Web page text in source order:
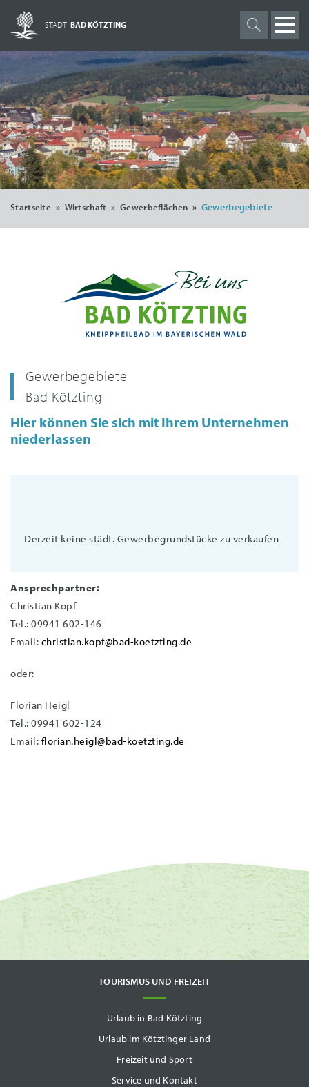
STADT BAD KÖTZTING
Startseite » Wirtschaft » Gewerbeflächen » Gewerbegebiete
Gewerbegebiete
Bad Kötzting
Hier können Sie sich mit Ihrem Unternehmen
niederlassen
Derzeit keine städt. Gewerbegrundstücke zu verkaufen
Ansprechpartner:
Christian Kopf
Tel.: 09941 602-146
Email: christian.kopf@bad-koetzting.de
oder:
Florian Heigl
Tel.: 09941 602-124
Email: florian.heigl@bad-koetzting.de
TOURISMUS UND FREIZEIT
Urlaub in Bad Kötzting
Urlaub im Kötztinger Land
Freizeit und Sport
Service und Kontakt